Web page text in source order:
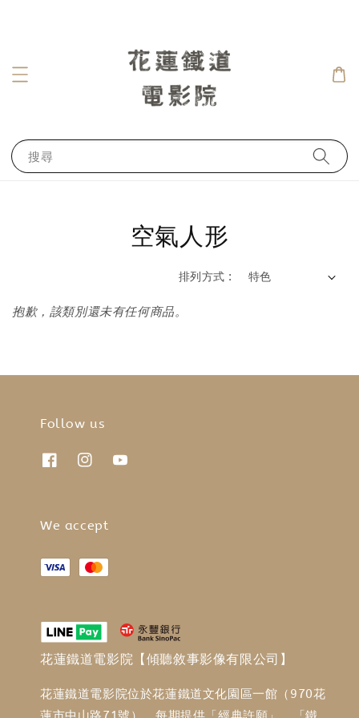
搜尋
空氣人形
排列方式 :
抱歉，該類別還未有任何商品。
Follow us
We accept
花蓮鐵道電影院【傾聽敘事影像有限公司】
花蓮鐵道電影院位於花蓮鐵道文化園區一館（970花